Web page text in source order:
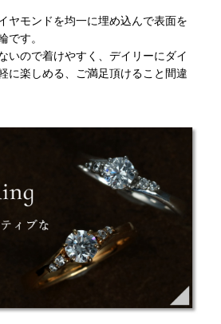
ヤモンドを均一に埋め込んで表面を
です。
いので着けやすく、デイリーにダイ
に楽しめる、ご満足頂けること間違